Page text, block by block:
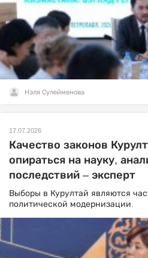
Нэля Сулейменова
17.07.2026
Качество законов
опираться на науку,
последствий – эксперт
Выборы в Курултай являются
политической модернизации.